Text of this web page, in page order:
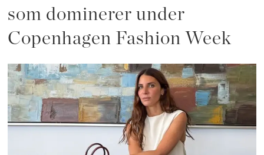
som dominerer under
Copenhagen Fashion Week